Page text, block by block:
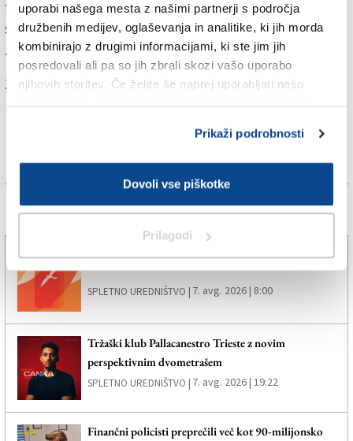
uporabi našega mesta z našimi partnerji s področja
družbenih medijev, oglaševanja in analitike, ki jih morda
kombinirajo z drugimi informacijami, ki ste jim jih
posredovali ali pa so jih zbrali skozi vašo uporabo
njihovih storitev. Če želite še naprej uporabljati našo
Prikaži podrobnosti
Dovoli vse piškotke
Prilagodi
tako imata Šarčeva stranka in SDS večji delež volivcev
s podeželja kot SD. SMC so bolj naklonjeni moški kot
ženske.
Za branje in pisanje komentarjevje potrebna prijava
Več novic
Poletno. Svobodno. Brezplačno.
SPLETNO UREDNIŠTVO | 7. avg. 2026 | 8:00
Tržaški klub Pallacanestro Trieste z novim
perspektivnim dvometrašem
SPLETNO UREDNIŠTVO | 7. avg. 2026 | 19:22
Finančni policisti preprečili več kot 90-milijonsko